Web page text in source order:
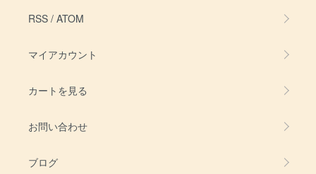
RSS / ATOM
マイアカウント
カートを見る
お問い合わせ
ブログ